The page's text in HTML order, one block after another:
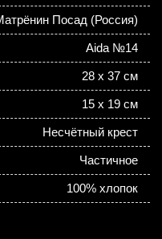
Посад (Россия)
Aida №14
28 х 37 см
15 х 19 см
Несчётный крест
Частичное
100% хлопок